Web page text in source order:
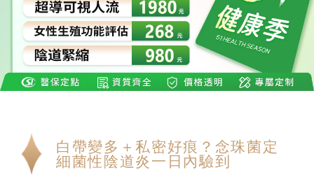
白帶變多＋私密好痕？念珠菌定
細菌性陰道炎一日內驗到